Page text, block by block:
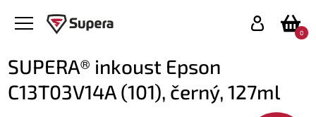
0
SUPERA® inkoust Epson
C13T03V14A (101), černý, 127ml